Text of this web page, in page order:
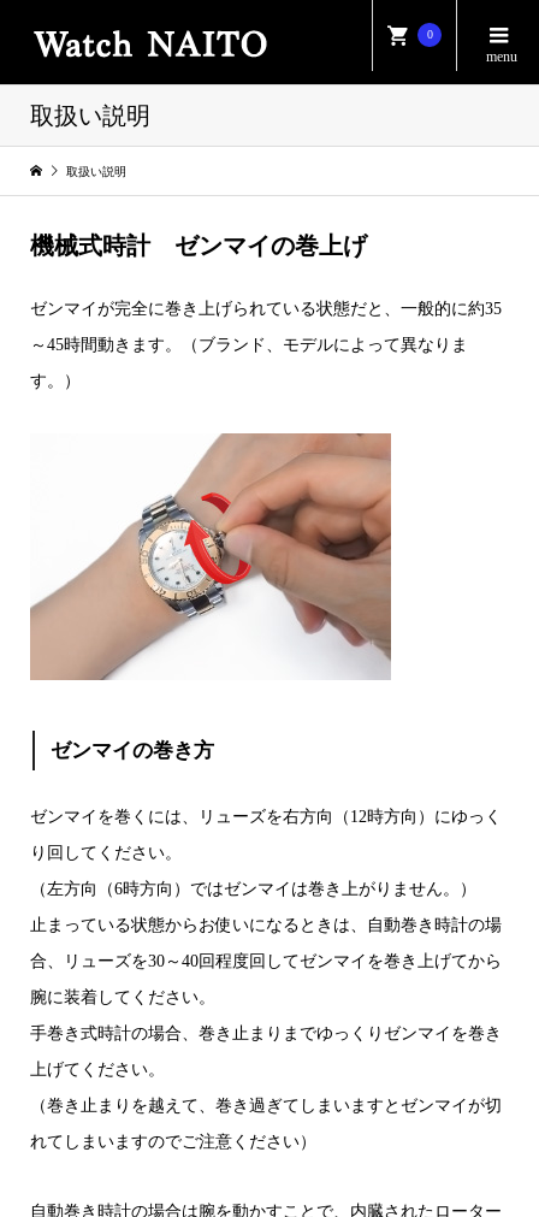
0
取扱い説明
取扱い説明
機械式時計 ゼンマイの巻上げ
ゼンマイが完全に巻き上げられている状態だと、一般的に約35
～45時間動きます。（ブランド、モデルによって異なりま
す。）
ゼンマイの巻き方
ゼンマイを巻くには、リューズを右方向（12時方向）にゆっく
り回してください。
（左方向（6時方向）ではゼンマイは巻き上がりません。）
止まっている状態からお使いになるときは、自動巻き時計の場
合、リューズを30～40回程度回してゼンマイを巻き上げてから
腕に装着してください。
手巻き式時計の場合、巻き止まりまでゆっくりゼンマイを巻き
上げてください。
（巻き止まりを越えて、巻き過ぎてしまいますとゼンマイが切
れてしまいますのでご注意ください）
自動巻き時計の場合は腕を動かすことで、内臓されたローター